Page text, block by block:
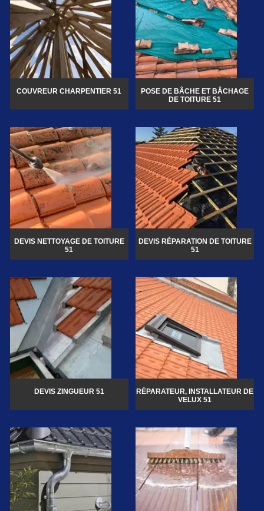
COUVREUR CHARPENTIER 51
POSE DE BÂCHE ET BÂCHAGE
DE TOITURE 51
DEVIS NETTOYAGE DE TOITURE
51
DEVIS RÉPARATION DE TOITURE
51
DEVIS ZINGUEUR 51
RÉPARATEUR, INSTALLATEUR DE
VELUX 51